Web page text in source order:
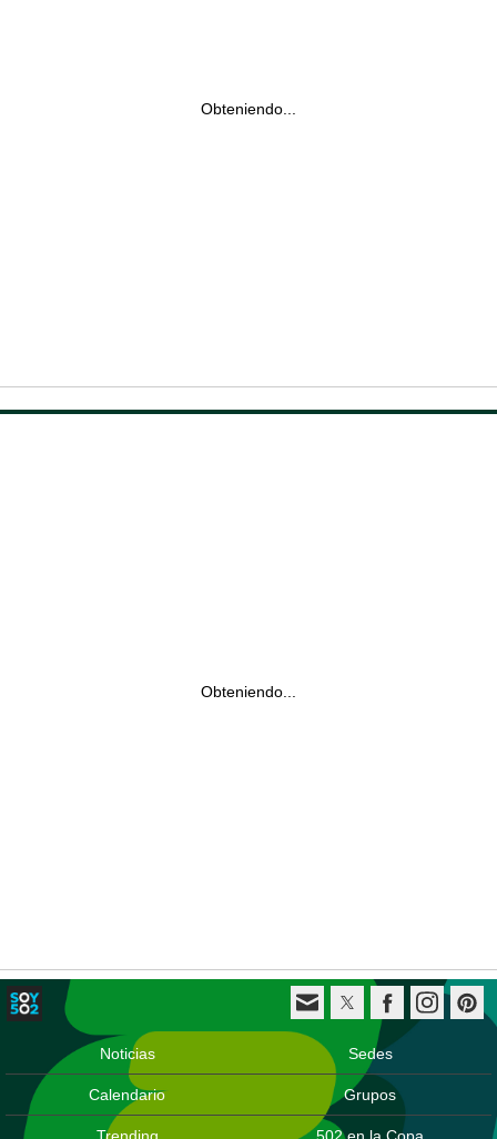
Obteniendo...
Obteniendo...
Noticias Sedes
Calendario Grupos
Trending 502 en la Copa